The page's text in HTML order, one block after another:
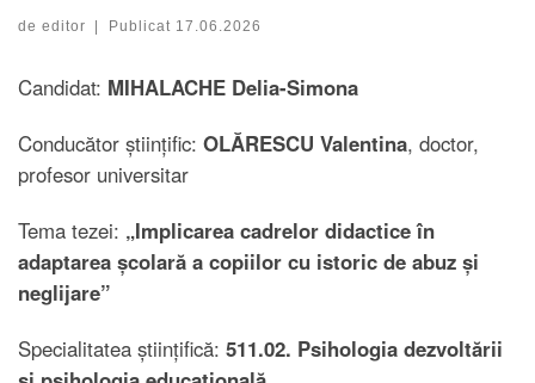
de editor | Publicat 17.06.2026
Candidat: MIHALACHE Delia-Simona
Conducător științific: OLĂRESCU Valentina, doctor,
profesor universitar
Tema tezei: „Implicarea cadrelor didactice în
adaptarea școlară a copiilor cu istoric de abuz și
neglijare”
Specialitatea științifică: 511.02. Psihologia dezvoltării